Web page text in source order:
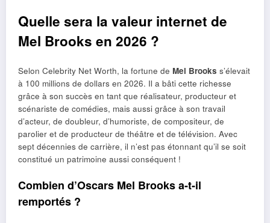
Quelle sera la valeur internet de
Mel Brooks en 2026 ?
Selon Celebrity Net Worth, la fortune de Mel Brooks s’élevait
à 100 millions de dollars en 2026. Il a bâti cette richesse
grâce à son succès en tant que réalisateur, producteur et
scénariste de comédies, mais aussi grâce à son travail
d’acteur, de doubleur, d’humoriste, de compositeur, de
parolier et de producteur de théâtre et de télévision. Avec
sept décennies de carrière, il n’est pas étonnant qu’il se soit
constitué un patrimoine aussi conséquent !
Combien d’Oscars Mel Brooks a-t-il
remportés ?